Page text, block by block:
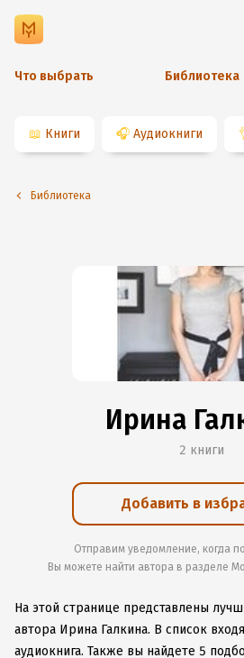
Что выбрать Библиотека
📖 Книги 🎧 Аудиокниги
Библиотека
Ирина
2 книги
Добавить в
Отправим уведомление, когда
Вы можете найти автора в разделе
На этой странице представлены
автора Ирина Галкина. В список
аудиокнига. Также вы найдете 5